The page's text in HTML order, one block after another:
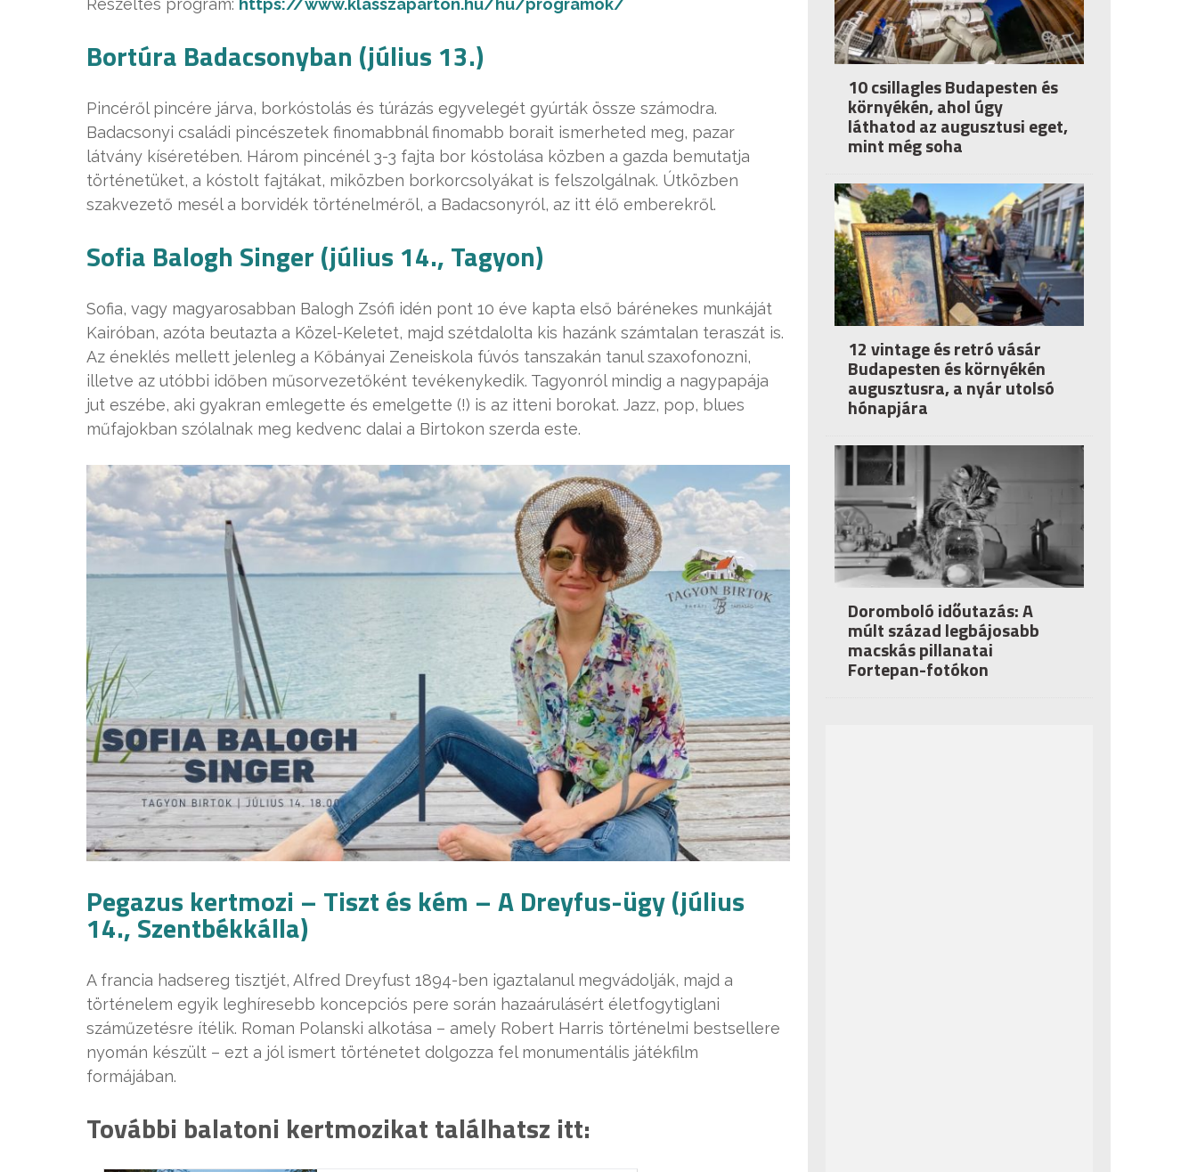
Részeltes program: https://www.klasszaparton.hu/hu/programok/
Bortúra Badacsonyban (július 13.)
Pincéről pincére járva, borkóstolás és túrázás egyvelegét gyúrták össze számodra.
Badacsonyi családi pincészetek finomabbnál finomabb borait ismerheted meg, pazar
látvány kíséretében. Három pincénél 3-3 fajta bor kóstolása közben a gazda bemutatja
történetüket, a kóstolt fajtákat, miközben borkorcsolyákat is felszolgálnak. Útközben
szakvezető mesél a borvidék történelméről, a Badacsonyról, az itt élő emberekről.
Sofia Balogh Singer (július 14., Tagyon)
Sofia, vagy magyarosabban Balogh Zsófi idén pont 10 éve kapta első bárénekes munkáját
Kairóban, azóta beutazta a Közel-Keletet, majd szétdalolta kis hazánk számtalan teraszát is.
Az éneklés mellett jelenleg a Kőbányai Zeneiskola fúvós tanszakán tanul szaxofonozni,
illetve az utóbbi időben műsorvezetőként tevékenykedik. Tagyonról mindig a nagypapája
jut eszébe, aki gyakran emlegette és emelgette (!) is az itteni borokat. Jazz, pop, blues
műfajokban szólalnak meg kedvenc dalai a Birtokon szerda este.
Pegazus kertmozi – Tiszt és kém – A Dreyfus-ügy (július
14., Szentbékkálla)
A francia hadsereg tisztjét, Alfred Dreyfust 1894-ben igaztalanul megvádolják, majd a
történelem egyik leghíresebb koncepciós pere során hazaárulásért életfogytiglani
száműzetésre ítélik. Roman Polanski alkotása – amely Robert Harris történelmi bestsellere
nyomán készült – ezt a jól ismert történetet dolgozza fel monumentális játékfilm
formájában.
További balatoni kertmozikat találhatsz itt:
10 csillagles Budapesten és
környékén, ahol úgy
láthatod az augusztusi eget,
mint még soha
12 vintage és retró vásár
Budapesten és környékén
augusztusra, a nyár utolsó
hónapjára
Doromboló időutazás: A
múlt század legbájosabb
macskás pillanatai
Fortepan-fotókon